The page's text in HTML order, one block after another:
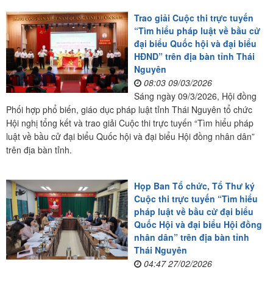
Trao giải Cuộc thi trực tuyến
“Tìm hiểu pháp luật về bầu cử
đại biểu Quốc hội và đại biểu
HĐND” trên địa bàn tỉnh Thái
Nguyên
08:03 09/03/2026
Sáng ngày 09/3/2026, Hội đồng
Phối hợp phổ biến, giáo dục pháp luật tỉnh Thái Nguyên tổ chức
Hội nghị tổng kết và trao giải Cuộc thi trực tuyến “Tìm hiểu pháp
luật về bầu cử đại biểu Quốc hội và đại biểu Hội đồng nhân dân”
trên địa bàn tỉnh.
Họp Ban Tổ chức, Tổ Thư ký
Cuộc thi trực tuyến “Tìm hiểu
pháp luật về bầu cử đại biểu
Quốc Hội và đại biểu Hội đồng
nhân dân” trên địa bàn tỉnh
Thái Nguyên
04:47 27/02/2026